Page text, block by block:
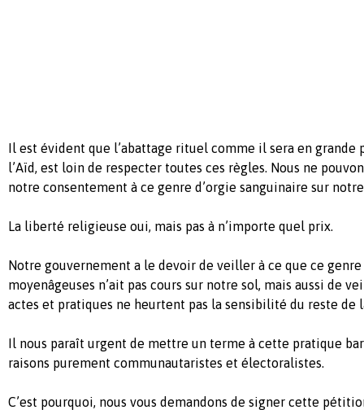
Il est évident que l’abattage rituel comme il sera en grande
l’Aïd, est loin de respecter toutes ces règles. Nous ne
notre consentement à ce genre d’orgie sanguinaire sur
La liberté religieuse oui, mais pas à n’importe quel prix.
Notre gouvernement a le devoir de veiller à ce que ce
moyenâgeuses n’ait pas cours sur notre sol, mais aussi de
actes et pratiques ne heurtent pas la sensibilité du reste de
Il nous paraît urgent de mettre un terme à cette pratique
raisons purement communautaristes et électoralistes.
C’est pourquoi, nous vous demandons de signer cette